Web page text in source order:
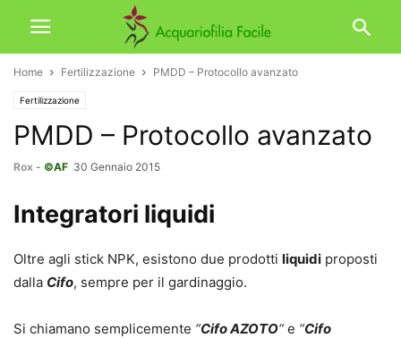
Home Fertilizzazione PMDD – Protocollo avanzato
Fertilizzazione
PMDD – Protocollo avanzato
Rox - ©AF 30 Gennaio 2015
Integratori liquidi
Oltre agli stick NPK, esistono due prodotti liquidi proposti
dalla Cifo, sempre per il gardinaggio.
Si chiamano semplicemente “Cifo AZOTO“e “Cifo